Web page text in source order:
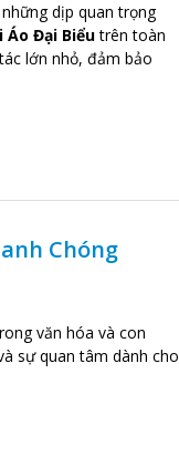
dịp quan trọng
Áo Đại Biểutrên toàn
lớn nhỏ, đảm bảo
Chóng
văn hóa và con
sự quan tâm dành cho